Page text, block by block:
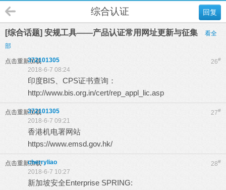
回复
综合认证
[综合话题] 安规工具——产品认证常用网址更新与征集
看全
部
点击重新加载 26#
372101305
2018-6-7 08:24
印度BIS、CPS证书查询：
http://www.bis.org.in/cert/rep_appl_lic.asp
点击重新加载 27#
372101305
2018-6-7 09:21
香港机电署网站
https://www.emsd.gov.hk/
点击重新加载 28#
cherryliao
2018-6-7 10:27
新加坡安全Enterprise SPRING: